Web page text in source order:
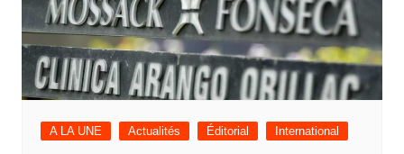
A LA UNE Actualités Éditorial International